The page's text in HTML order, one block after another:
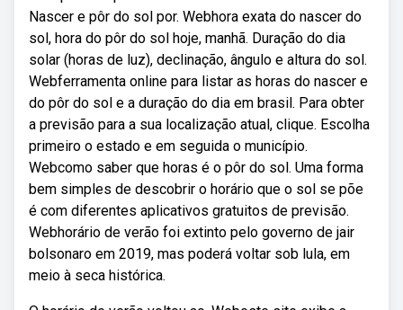
Nascer e pôr do sol por. Webhora exata do nascer do
sol, hora do pôr do sol hoje, manhã. Duração do dia
solar (horas de luz), declinação, ângulo e altura do sol.
Webferramenta online para listar as horas do nascer e
do pôr do sol e a duração do dia em brasil. Para obter
a previsão para a sua localização atual, clique. Escolha
primeiro o estado e em seguida o município.
Webcomo saber que horas é o pôr do sol. Uma forma
bem simples de descobrir o horário que o sol se põe
é com diferentes aplicativos gratuitos de previsão.
Webhorário de verão foi extinto pelo governo de jair
bolsonaro em 2019, mas poderá voltar sob lula, em
meio à seca histórica.